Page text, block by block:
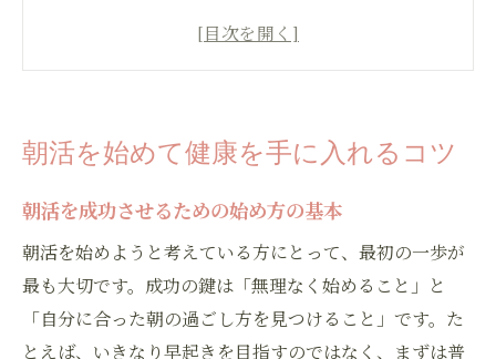
朝活で得られるメリットだらけの効果とは
無理なく続く朝活習慣で毎日が変わる理由
無理のない朝活習慣が続く理由と実践法
朝活の頻度と成果を高めるコツを解説
朝活何時起きがベストか体験談から学ぶ
朝活が毎日に与える生活リズム改善効果
朝活効果データから見る健康の変化とは
朝活を始めて健康を手に入れるコツ
朝活を成功させるための始め方の基本
朝活を始めようと考えている方にとって、最初の一歩が
最も大切です。成功の鍵は「無理なく始めること」と
「自分に合った朝の過ごし方を見つけること」です。た
とえば、いきなり早起きを目指すのではなく、まずは普